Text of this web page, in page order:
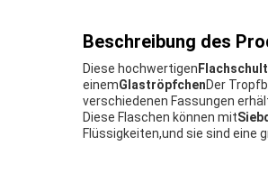
Beschreibung des
Diese hochwertigen
einemGlaströpfchenDer
verschiedenen Fassungen
Diese Flaschen können mit
Flüssigkeiten,und sie sind eine